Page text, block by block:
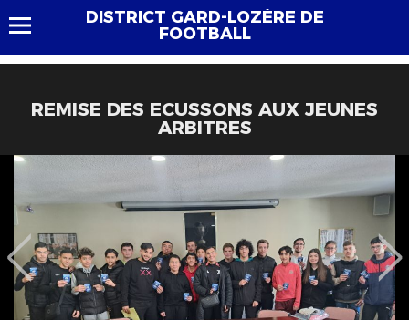
DISTRICT GARD-LOZÈRE DE
FOOTBALL
REMISE DES ECUSSONS AUX JEUNES
ARBITRES